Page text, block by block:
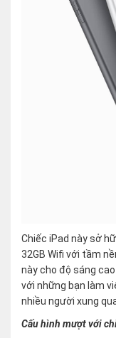
Chiếc iPad này sở
32GB Wifi với tầm
này cho độ sáng
với những bạn làm
nhiều người xung
Cấu hình mượt với